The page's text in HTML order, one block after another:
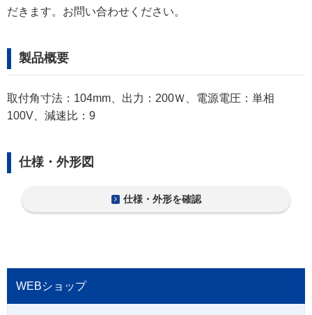
だきます。お問い合わせください。
製品概要
取付角寸法：104mm、出力：200Ｗ、電源電圧：単相
100V、減速比：9
仕様・外形図
仕様・外形を確認
WEBショップ